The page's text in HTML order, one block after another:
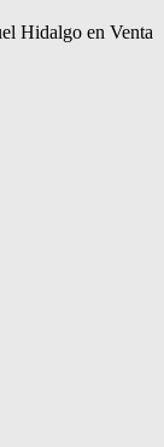
Hidalgo en Venta